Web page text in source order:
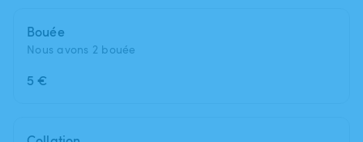
Bouée
Nous avons 2 bouée
5 €